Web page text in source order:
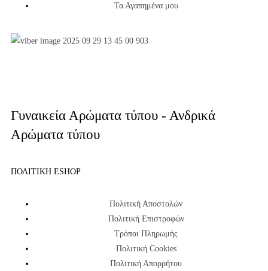
Τα Αγαπημένα μου
Γυναικεία Αρώματα τύπου - Ανδρικά
Αρώματα τύπου
ΠΟΛΙΤΙΚΗ ESHOP
Πολιτική Αποστολών
Πολιτική Επιστροφών
Τρόποι Πληρωμής
Πολιτική Cookies
Πολιτική Απορρήτου